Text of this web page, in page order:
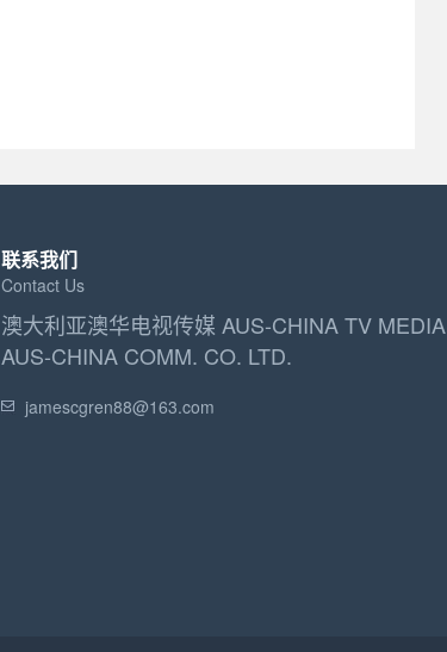
联系我们
Contact Us
澳大利亚澳华电视传媒 AUS-CHINA TV MEDIA
AUS-CHINA COMM. CO. LTD.
jamescgren88@163.com